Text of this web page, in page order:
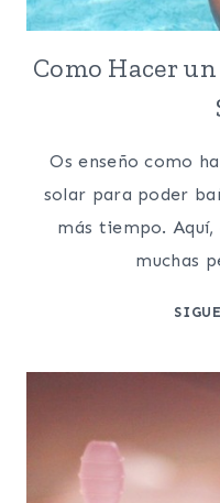
Como Hacer
Os enseño como
solar para poder
más tiempo. Aquí,
muchas